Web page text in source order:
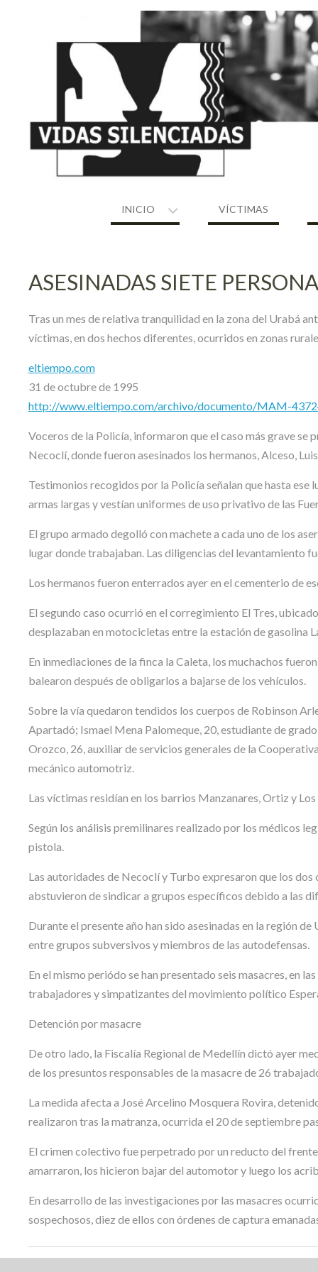
INICIO VÍCTIMAS
ASESINADAS SIETE
Tras un mes de relativa tranquilidad en la zona del Urabá
víctimas, en dos hechos diferentes, ocurridos en zonas
eltiempo.com
31 de octubre de 1995
http://www.eltiempo.com/archivo/documento/MAM-
Voceros de la Policía, informaron que el caso más grave
Necoclí, donde fueron asesinados los hermanos, Alceso,
Testimonios recogidos por la Policía señalan que hasta
armas largas y vestían uniformes de uso privativo de las
El grupo armado degolló con machete a cada uno de los
lugar donde trabajaban. Las diligencias del levantamiento
Los hermanos fueron enterrados ayer en el cementerio de
El segundo caso ocurrió en el corregimiento El Tres,
desplazaban en motocicletas entre la estación de gasolina
En inmediaciones de la finca la Caleta, los muchachos
balearon después de obligarlos a bajarse de los vehículos.
Sobre la vía quedaron tendidos los cuerpos de Robinson
Apartadó; Ismael Mena Palomeque, 20, estudiante de
Orozco, 26, auxiliar de servicios generales de la
mecánico automotriz.
Las víctimas residían en los barrios Manzanares, Ortiz y
Según los análisis premilinares realizado por los médicos
pistola.
Las autoridades de Necoclí y Turbo expresaron que los
abstuvieron de sindicar a grupos específicos debido a las
Durante el presente año han sido asesinadas en la región
entre grupos subversivos y miembros de las autodefensas.
En el mismo periódo se han presentado seis masacres, en
trabajadores y simpatizantes del movimiento político
Detención por masacre
De otro lado, la Fiscalía Regional de Medellín dictó ayer
de los presuntos responsables de la masacre de 26
La medida afecta a José Arcelino Mosquera Rovira,
realizaron tras la matranza, ocurrida el 20 de septiembre
El crimen colectivo fue perpetrado por un reducto del
amarraron, los hicieron bajar del automotor y luego los
En desarrollo de las investigaciones por las masacres
sospechosos, diez de ellos con órdenes de captura